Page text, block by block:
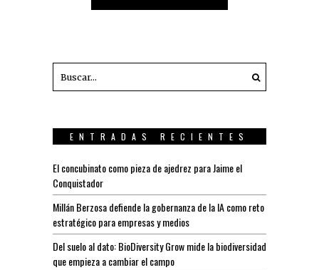
ENTRADAS RECIENTES
El concubinato como pieza de ajedrez para Jaime el
Conquistador
Millán Berzosa defiende la gobernanza de la IA como reto
estratégico para empresas y medios
Del suelo al dato: BioDiversity Grow mide la biodiversidad
que empieza a cambiar el campo